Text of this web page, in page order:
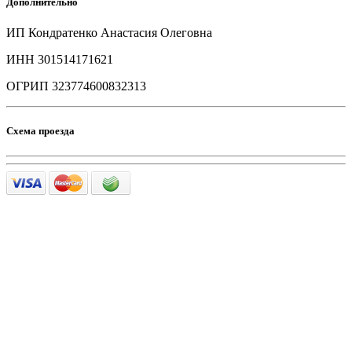
ИП Кондратенко Анастасия Олеговна
ИНН 301514171621
ОГРИП 323774600832313
Схема проезда